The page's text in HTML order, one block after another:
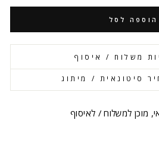
הוספה לסל
משלוח / איסוף
סיטונאית / מיתוג
מוכן למשלוח / לאיסוף